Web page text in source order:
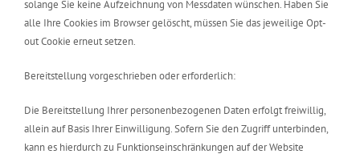
solange Sie keine Aufzeichnung von Messdaten wünschen. Haben Sie
alle Ihre Cookies im Browser gelöscht, müssen Sie das jeweilige Opt-
out Cookie erneut setzen.
Bereitstellung vorgeschrieben oder erforderlich:
Die Bereitstellung Ihrer personenbezogenen Daten erfolgt freiwillig,
allein auf Basis Ihrer Einwilligung. Sofern Sie den Zugriff unterbinden,
kann es hierdurch zu Funktionseinschränkungen auf der Website